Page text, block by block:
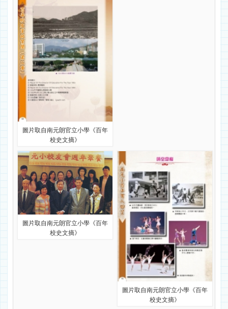
圖片取自南元朗官立小學《百年
校史文摘》
圖片取自南元朗官立小學《百年
校史文摘》
圖片取自南元朗官立小學《百年
校史文摘》